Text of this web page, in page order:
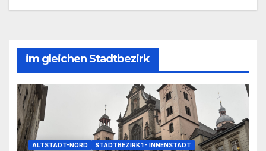
im gleichen Stadtbezirk
ALTSTADT-NORD STADTBEZIRK 1 - INNENSTADT